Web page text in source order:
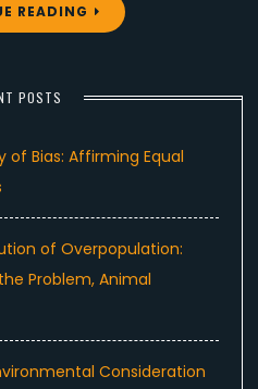
READING
POSTS
Bias: Affirming Equal
of Overpopulation:
Problem, Animal
Consideration